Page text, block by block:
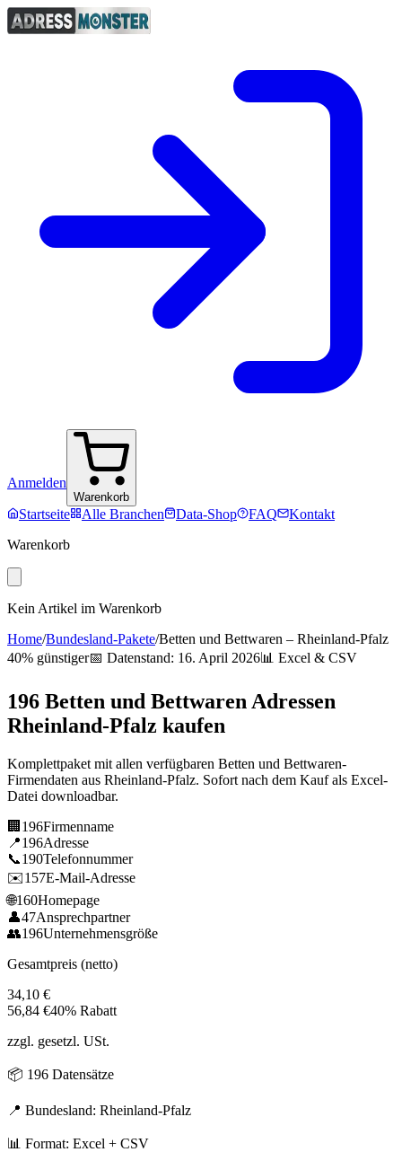
Anmelden
Warenkorb
Startseite Alle Branchen Data-Shop FAQ
Kontakt
Warenkorb
Kein Artikel im Warenkorb
Home/Bundesland-Pakete/Betten und Bettwaren – Rheinland-Pfalz
40% günstiger📅 Datenstand: 16. April 2026📊 Excel & CSV
196 Betten und Bettwaren Adressen
Rheinland-Pfalz kaufen
Komplettpaket mit allen verfügbaren Betten und Bettwaren-
Firmendaten aus Rheinland-Pfalz. Sofort nach dem Kauf als Excel-
Datei downloadbar.
🏢 196Firmenname
📍196Adresse
📞190Telefonnummer
✉️157E-Mail-Adresse
🌐160Homepage
👤47Ansprechpartner
👥196Unternehmensgröße
Gesamtpreis (netto)
34,10 €
56,84 €40% Rabatt
zzgl. gesetzl. USt.
📦 196 Datensätze
📍 Bundesland: Rheinland-Pfalz
📊 Format: Excel + CSV